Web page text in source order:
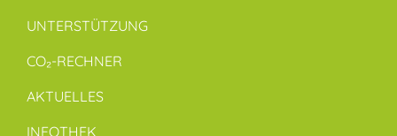
UNTERSTÜTZUNG
CO₂-RECHNER
AKTUELLES
INFOTHEK